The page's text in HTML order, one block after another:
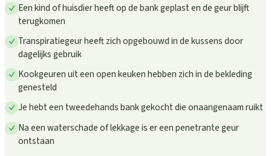
Een kind of huisdier heeft op de bank geplast en de geur blijft
terugkomen
Transpiratiegeur heeft zich opgebouwd in de kussens door
dagelijks gebruik
Kookgeuren uit een open keuken hebben zich in de bekleding
genesteld
Je hebt een tweedehands bank gekocht die onaangenaam ruikt
Na een waterschade of lekkage is er een penetrante geur
ontstaan